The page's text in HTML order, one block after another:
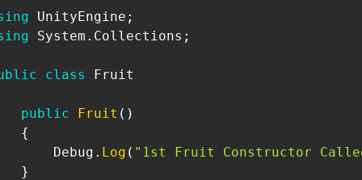
UnityEngine ;
System . Collections ;
class Fruit
public Fruit ( )
{
Debug
. Log ( "1st Fruit Constructor
}